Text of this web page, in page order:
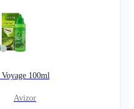
100ml
Avizor